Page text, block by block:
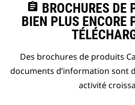
assignment BROCHURES DE
BIEN PLUS ENCORE
Des brochures de produits
documents d’information sont
activité